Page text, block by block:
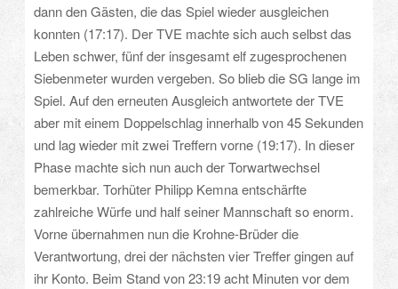
dann den Gästen, die das Spiel wieder ausgleichen
konnten (17:17). Der TVE machte sich auch selbst das
Leben schwer, fünf der insgesamt elf zugesprochenen
Siebenmeter wurden vergeben. So blieb die SG lange im
Spiel. Auf den erneuten Ausgleich antwortete der TVE
aber mit einem Doppelschlag innerhalb von 45 Sekunden
und lag wieder mit zwei Treffern vorne (19:17). In dieser
Phase machte sich nun auch der Torwartwechsel
bemerkbar. Torhüter Philipp Kemna entschärfte
zahlreiche Würfe und half seiner Mannschaft so enorm.
Vorne übernahmen nun die Krohne-Brüder die
Verantwortung, drei der nächsten vier Treffer gingen auf
ihr Konto. Beim Stand von 23:19 acht Minuten vor dem